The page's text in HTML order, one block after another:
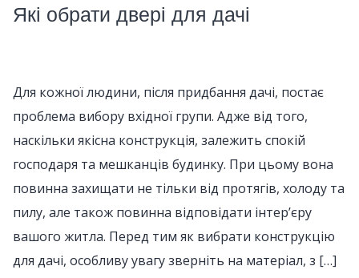
Які обрати двері для дачі
Для кожної людини, після придбання дачі, постає
проблема вибору вхідної групи. Адже від того,
наскільки якісна конструкція, залежить спокій
господаря та мешканців будинку. При цьому вона
повинна захищати не тільки від протягів, холоду та
пилу, але також повинна відповідати інтер’єру
вашого житла. Перед тим як вибрати конструкцію
для дачі, особливу увагу зверніть на матеріал, з […]